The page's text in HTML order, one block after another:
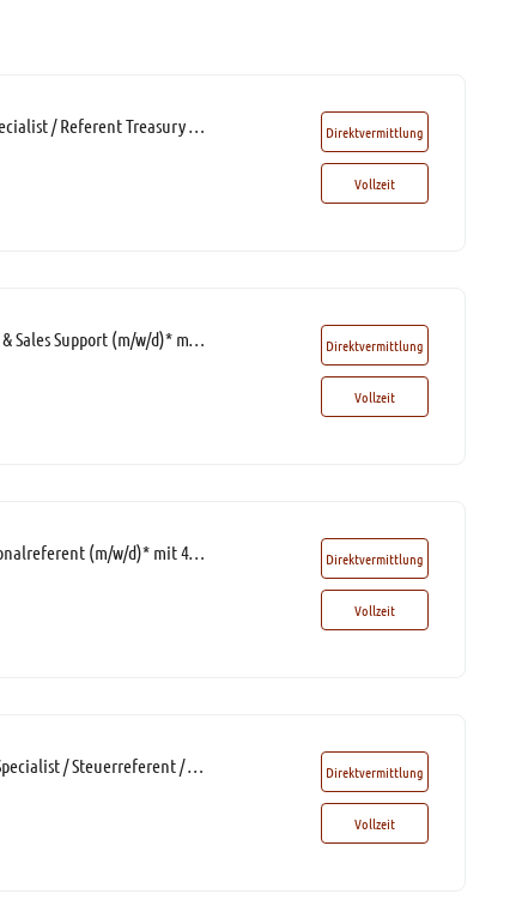
(Junior) Treasury Specialist / Referent Treasury (m/w/d)* Direktvermittlung
Vollzeit
Mitarbeiter Finance & Sales Support (m/w/d)* mit Homeoffice Option Direktvermittlung
Vollzeit
HR Generalist / Personalreferent (m/w/d)* mit 40% Home Office-Möglichkeit Direktvermittlung
Vollzeit
Steuerexperte / Tax Specialist / Steuerreferent / Steuerfachwirt (m/w/d)* mit Homeoffice Direktvermittlung
Vollzeit